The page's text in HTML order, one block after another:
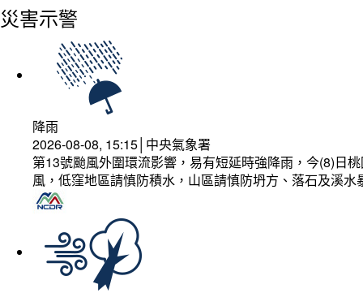
災害示警
降雨
2026-08-08, 15:15│中央氣象署
第13號颱風外圍環流影響，易有短延時強降雨，今(8)日
風，低窪地區請慎防積水，山區請慎防坍方、落石及溪